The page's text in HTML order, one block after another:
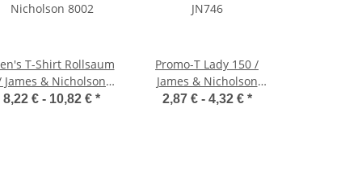
T-Shirt Rollsaum
James & Nicholson
8002
8,22 € - 10,82 € *
Promo-T Lady 150 /
James & Nicholson
JN746
2,87 € - 4,32 € *